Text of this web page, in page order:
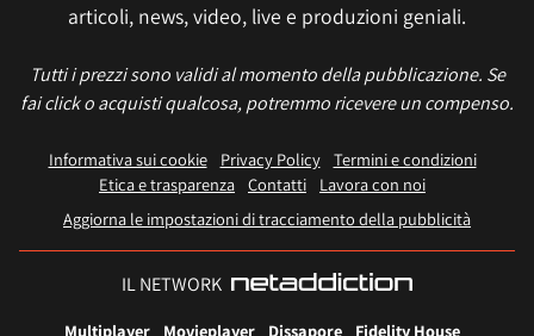
articoli, news, video, live e produzioni geniali.
Tutti i prezzi sono validi al momento della pubblicazione. Se
fai click o acquisti qualcosa, potremmo ricevere un compenso.
Informativa sui cookie Privacy Policy
Termini e condizioni
Etica e trasparenza Contatti
Lavora con noi
Aggiorna le impostazioni di tracciamento della pubblicità
IL NETWORK
Multiplayer Movieplayer Dissapore Fidelity House